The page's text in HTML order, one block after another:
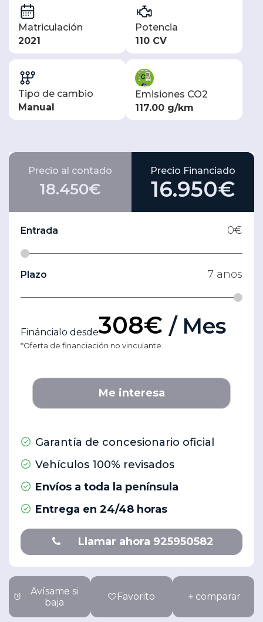
Matriculación
2021
Potencia
110 CV
Tipo de cambio
Manual
Emisiones CO2
117.00 g/km
Precio al contado
18.450€
Precio Financiado
16.950€
Entrada 0€
Plazo 7 anos
Fináncialo desde308€ / Mes
*Oferta de financiación no vinculante.
Me interesa
Garantía de concesionario oficial
Vehículos 100% revisados
Envíos a toda la península
Entrega en 24/48 horas
Llamar ahora 925950582
Avísame si
baja
Favorito comparar